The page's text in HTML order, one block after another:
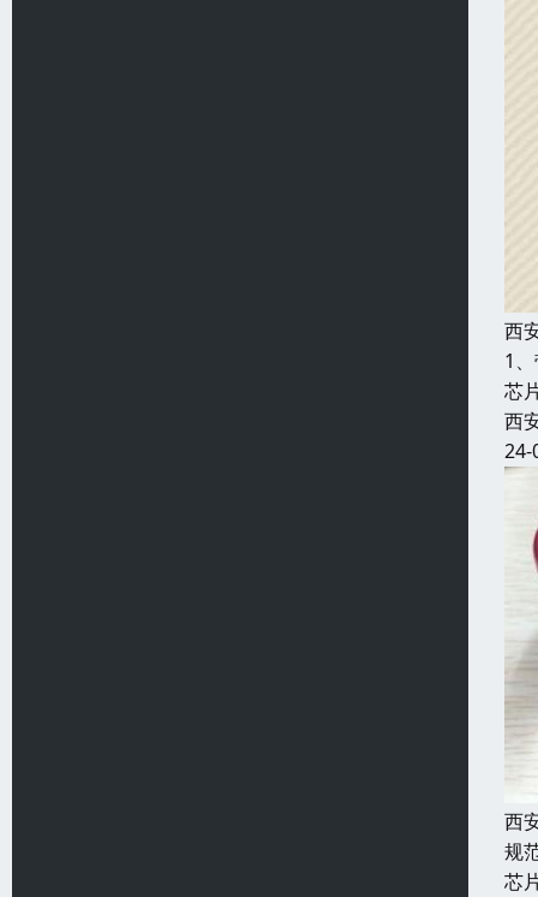
西
1
芯
西
24-
西
规
芯